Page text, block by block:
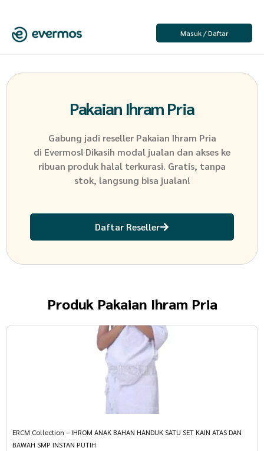
Masuk / Daftar
Pakaian Ihram Pria
Gabung jadi reseller Pakaian Ihram Pria
di Evermos! Dikasih modal jualan dan akses ke
ribuan produk halal terkurasi. Gratis, tanpa
stok, langsung bisa jualan!
Daftar Reseller
Produk Pakaian Ihram Pria
ERCM Collection – IHROM ANAK BAHAN HANDUK SATU SET KAIN ATAS DAN
BAWAH SMP INSTAN PUTIH